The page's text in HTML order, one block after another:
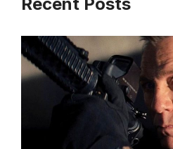
Recent Posts